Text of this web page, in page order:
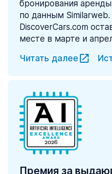
бронирования
по данным Similarweb.
DiscoverCars.com
месте в марте и
Читать далее
Премия за